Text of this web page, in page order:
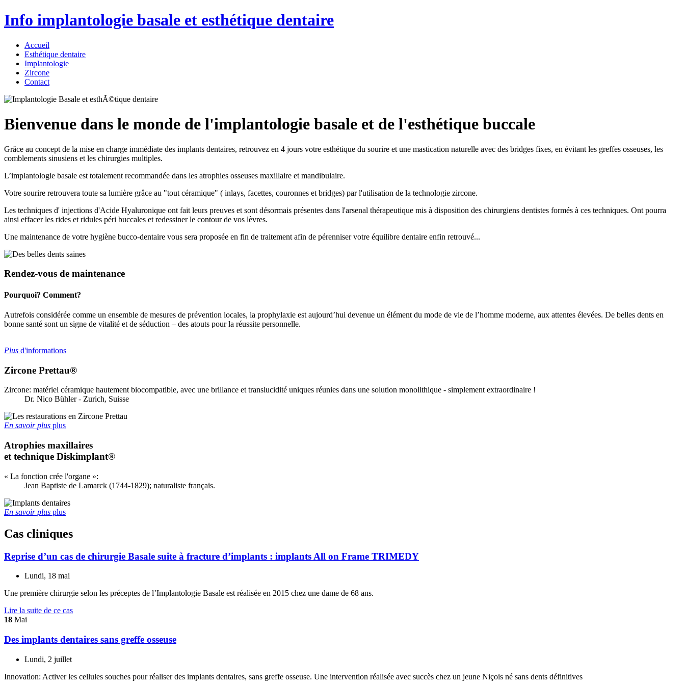
Info implantologie basale et esthétique dentaire
Accueil
Esthétique dentaire
Implantologie
Zircone
Contact
Bienvenue dans le monde de l'implantologie basale et de l'esthétique buccale
Grâce au concept de la mise en charge immédiate des implants dentaires, retrouvez en 4 jours votre esthétique du sourire et une mastication naturelle avec des bridges fixes, en évitant les greffes osseuses, les
comblements sinusiens et les chirurgies multiples.
L’implantologie basale est totalement recommandée dans les atrophies osseuses maxillaire et mandibulaire.
Votre sourire retrouvera toute sa lumière grâce au "tout céramique" ( inlays, facettes, couronnes et bridges) par l'utilisation de la technologie zircone.
Les techniques d' injections d'Acide Hyaluronique ont fait leurs preuves et sont désormais présentes dans l'arsenal thérapeutique mis à disposition des chirurgiens dentistes formés à ces techniques. Ont pourra
ainsi effacer les rides et ridules péri buccales et redessiner le contour de vos lèvres.
Une maintenance de votre hygiène bucco-dentaire vous sera proposée en fin de traitement afin de pérenniser votre équilibre dentaire enfin retrouvé...
Rendez-vous de maintenance
Pourquoi? Comment?
Autrefois considérée comme un ensemble de mesures de prévention locales, la prophylaxie est aujourd’hui devenue un élément du mode de vie de l’homme moderne, aux attentes élevées. De belles dents en
bonne santé sont un signe de vitalité et de séduction – des atouts pour la réussite personnelle.
Plus d'informations
Zircone Prettau®
Zircone: matériel céramique hautement biocompatible, avec une brillance et translucidité uniques réunies dans une solution monolithique - simplement extraordinaire !
Dr. Nico Bühler - Zurich, Suisse
En savoir plus plus
Atrophies maxillaires
et technique Diskimplant®
« La fonction crée l'organe »:
Jean Baptiste de Lamarck (1744-1829); naturaliste français.
En savoir plus plus
Cas cliniques
Reprise d’un cas de chirurgie Basale suite à fracture d’implants : implants All on Frame TRIMEDY
Lundi, 18 mai
Une première chirurgie selon les préceptes de l’Implantologie Basale est réalisée en 2015 chez une dame de 68 ans.
Lire la suite de ce cas
18 Mai
Des implants dentaires sans greffe osseuse
Lundi, 2 juillet
Innovation: Activer les cellules souches pour réaliser des implants dentaires, sans greffe osseuse. Une intervention réalisée avec succès chez un jeune Niçois né sans dents définitives